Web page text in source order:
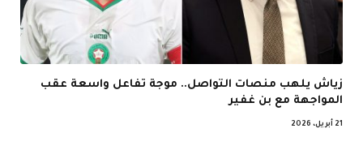
زياش يلهب منصات التواصل.. موجة تفاعل واسعة عقب
المواجهة مع بن غفير
21 أبريل، 2026